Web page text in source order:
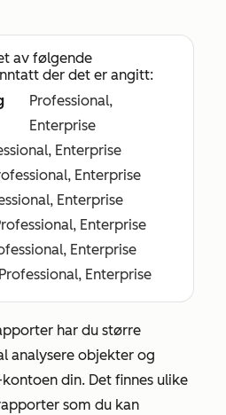
av følgende
der det er angitt:
Professional,
Enterprise
Enterprise
Enterprise
Enterprise
Enterprise
Enterprise
Professional, Enterprise
har du større
analysere objekter og
din. Det finnes ulike
som du kan